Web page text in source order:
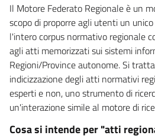
Il Motore Federato Regionale è un
scopo di proporre agli utenti un
l'intero corpus normativo regionale
agli atti memorizzati sui sistemi
Regioni/Province autonome. Si
indicizzazione degli atti normativi
esperti e non, uno strumento di
un'interazione simile al motore di
Cosa si intende per "atti